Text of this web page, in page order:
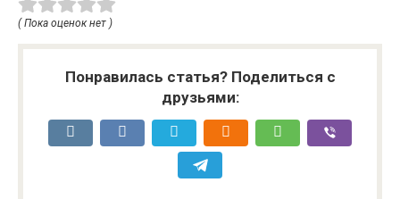
( Пока оценок нет )
Понравилась статья? Поделиться с
друзьями: